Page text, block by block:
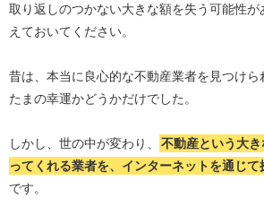
取り返しのつかない大きな額を失う可能性
えておいてください。
昔は、本当に良心的な不動産業者を見つけら
たまの幸運かどうかだけでした。
しかし、世の中が変わり、
不動産という大
ってくれる業者を、インターネットを通じ
です。